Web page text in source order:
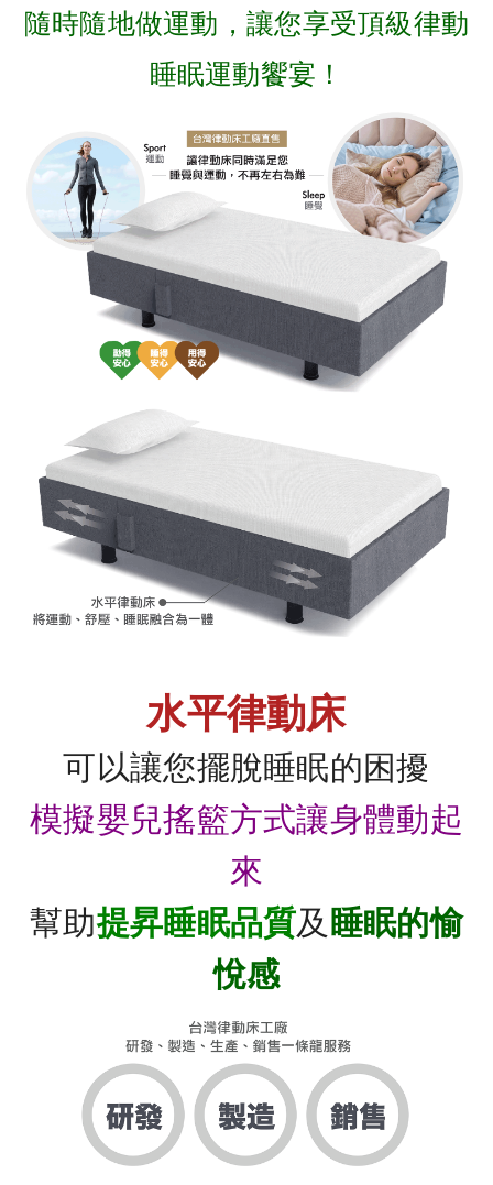
隨時隨地做運動，讓您享受頂級律動
睡眠運動饗宴！
水平律動床
可以讓您擺脫睡眠的困擾
模擬嬰兒搖籃方式讓身體動起
來
幫助提昇睡眠品質及睡眠的愉
悅感